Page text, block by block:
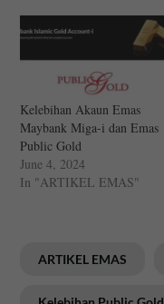
Kelebihan Akaun Emas
Maybank Miga-i dan Emas
Public Gold
June 4, 2024
In "ARTIKEL EMAS"
ARTIKEL EMAS